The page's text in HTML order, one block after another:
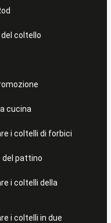
coltello
cucina
i coltelli di forbici
pattino
i coltelli della
i coltelli in due